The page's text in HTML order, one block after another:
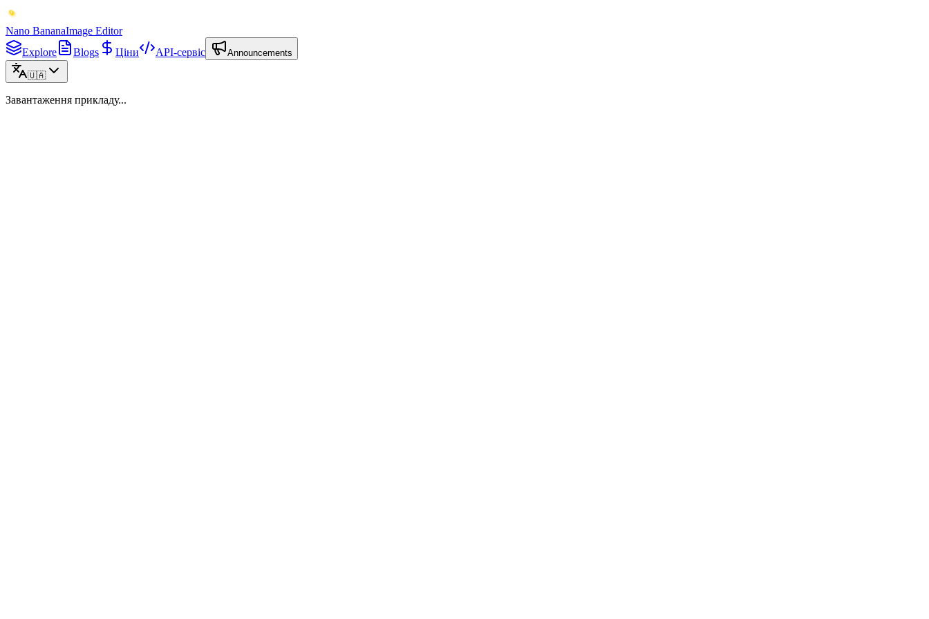
Nano BananaImage Editor
Explore
Blogs Ціни API-сервіс Announcements
🇺🇦
Завантаження прикладу...